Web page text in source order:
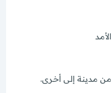
مدينة إلى أخرى.